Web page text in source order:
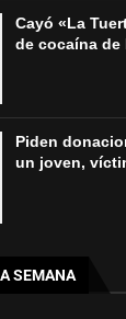
Cayó «La
de cocaína de
Piden
un joven,
SEMANA